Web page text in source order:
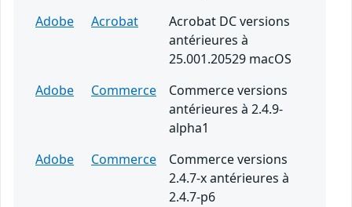
Adobe
Acrobat
Acrobat DC versions
antérieures à
25.001.20529 macOS
Adobe
Commerce
Commerce versions
antérieures à 2.4.9-
alpha1
Adobe
Commerce
Commerce versions
2.4.7-x antérieures à
2.4.7-p6